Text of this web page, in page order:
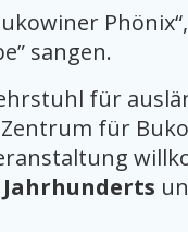
sangen.
für
für